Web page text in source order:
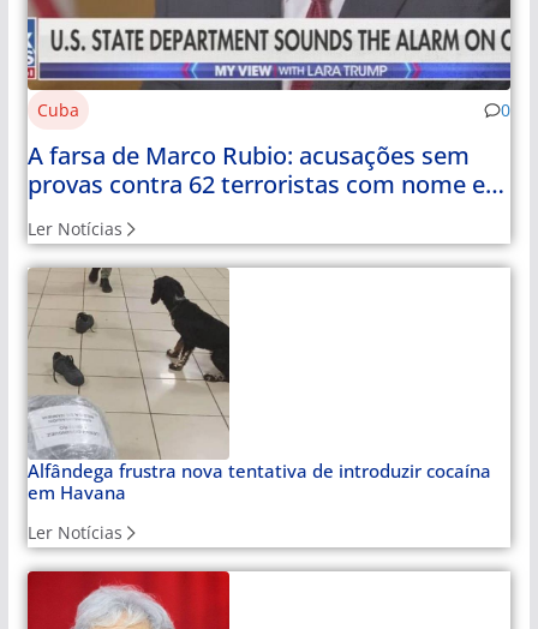
Cuba 0
A farsa de Marco Rubio: acusações sem
provas contra 62 terroristas com nome e
Ler Notícias
Alfândega frustra nova tentativa de introduzir cocaína
em Havana
Ler Notícias